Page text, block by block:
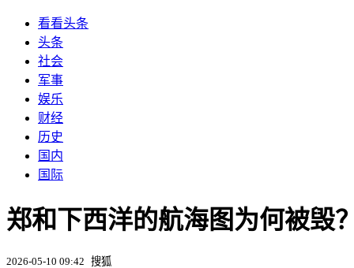
看看头条
头条
社会
军事
娱乐
财经
历史
国内
国际
郑和下西洋的航海图为何被毁
2026-05-10 09:42 搜狐